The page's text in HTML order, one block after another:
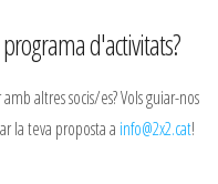
d'activitats?
altres socis/es? Vols guiar-nos
la teva proposta a info@2x2.cat!